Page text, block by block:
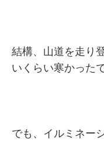
結構、山道を走り
いくらい寒かった
でも、イルミネー